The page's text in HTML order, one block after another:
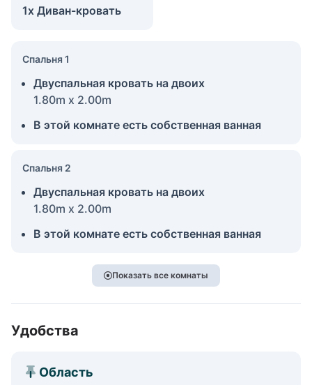
1x Диван-кровать
Спальня 1
Двуспальная кровать на двоих
1.80m x 2.00m
В этой комнате есть собственная ванная
Спальня 2
Двуспальная кровать на двоих
1.80m x 2.00m
В этой комнате есть собственная ванная
Показать все комнаты
Удобства
Область